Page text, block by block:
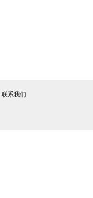
联系我们